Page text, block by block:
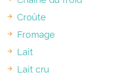
Croûte
Fromage
Lait
Lait cru